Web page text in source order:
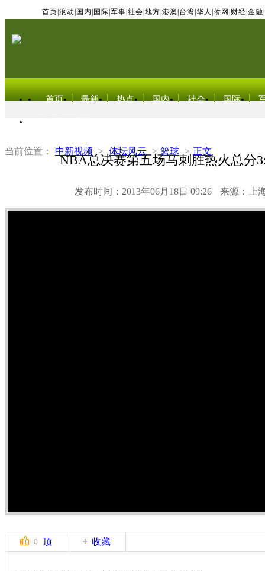
首页 滚动 国内 国际 军事 社会 地方 港澳 台湾 华人 侨网 财经 金融
首页 最新 热点 国内 社会 国际
当前位置： 中新视频 > 体坛风云 > 篮球 > 正文
NBA总决赛第五场马刺胜热火总分
发布时间：2013年06月18日 09:26 来源：上
0 顶 收藏